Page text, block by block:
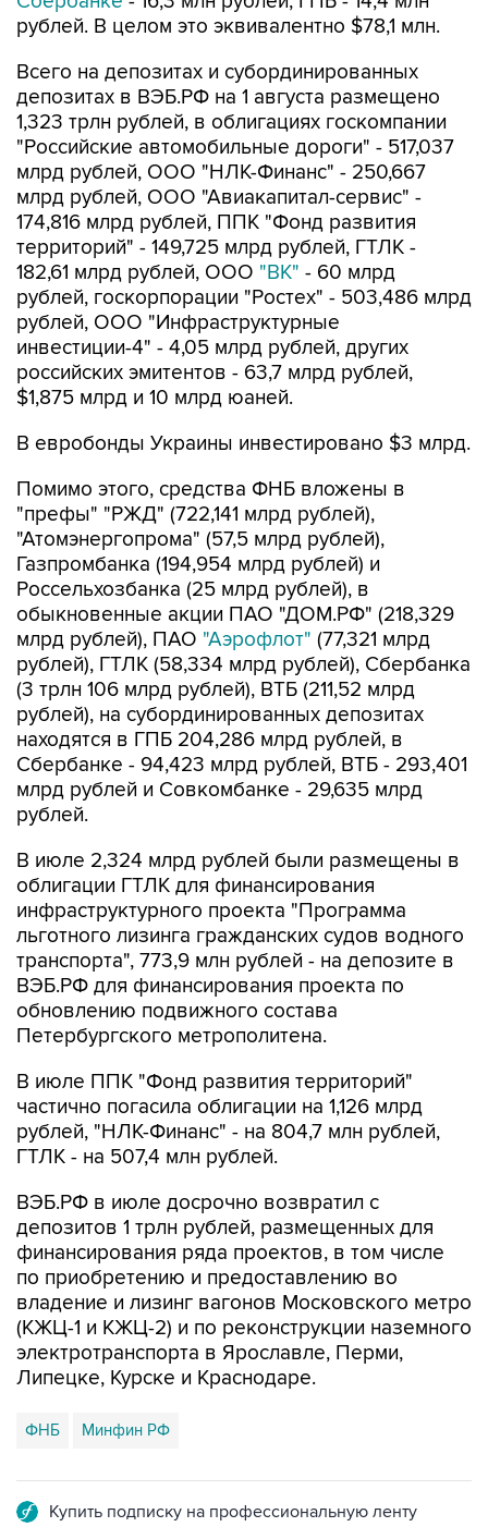
рублей. В целом это эквивалентно $78,1 млн.
Всего на депозитах и субординированных
депозитах в ВЭБ.РФ на 1 августа размещено
1,323 трлн рублей, в облигациях госкомпании
"Российские автомобильные дороги" - 517,037
млрд рублей, ООО "НЛК-Финанс" - 250,667
млрд рублей, ООО "Авиакапитал-сервис" -
174,816 млрд рублей, ППК "Фонд развития
территорий" - 149,725 млрд рублей, ГТЛК -
182,61 млрд рублей, ООО "ВК" - 60 млрд
рублей, госкорпорации "Ростех" - 503,486 млрд
рублей, ООО "Инфраструктурные
инвестиции-4" - 4,05 млрд рублей, других
российских эмитентов - 63,7 млрд рублей,
$1,875 млрд и 10 млрд юаней.
В евробонды Украины инвестировано $3 млрд.
Помимо этого, средства ФНБ вложены в
"префы" "РЖД" (722,141 млрд рублей),
"Атомэнергопрома" (57,5 млрд рублей),
Газпромбанка (194,954 млрд рублей) и
Россельхозбанка (25 млрд рублей), в
обыкновенные акции ПАО "ДОМ.РФ" (218,329
млрд рублей), ПАО "Аэрофлот" (77,321 млрд
рублей), ГТЛК (58,334 млрд рублей), Сбербанка
(3 трлн 106 млрд рублей), ВТБ (211,52 млрд
рублей), на субординированных депозитах
находятся в ГПБ 204,286 млрд рублей, в
Сбербанке - 94,423 млрд рублей, ВТБ - 293,401
млрд рублей и Совкомбанке - 29,635 млрд
рублей.
В июле 2,324 млрд рублей были размещены в
облигации ГТЛК для финансирования
инфраструктурного проекта "Программа
льготного лизинга гражданских судов водного
транспорта", 773,9 млн рублей - на депозите в
ВЭБ.РФ для финансирования проекта по
обновлению подвижного состава
Петербургского метрополитена.
В июле ППК "Фонд развития территорий"
частично погасила облигации на 1,126 млрд
рублей, "НЛК-Финанс" - на 804,7 млн рублей,
ГТЛК - на 507,4 млн рублей.
ВЭБ.РФ в июле досрочно возвратил с
депозитов 1 трлн рублей, размещенных для
финансирования ряда проектов, в том числе
по приобретению и предоставлению во
владение и лизинг вагонов Московского метро
(КЖЦ-1 и КЖЦ-2) и по реконструкции наземного
электротранспорта в Ярославле, Перми,
Липецке, Курске и Краснодаре.
ФНБ Минфин РФ
Купить подписку на профессиональную ленту